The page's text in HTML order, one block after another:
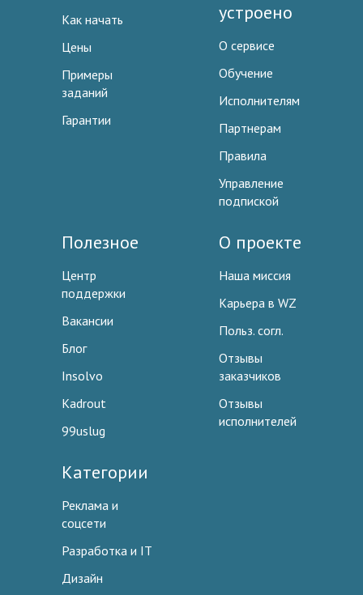
Как начать
Цены
Примеры
заданий
Гарантии
устроено
О сервисе
Обучение
Исполнителям
Партнерам
Правила
Управление
подпиской
Полезное
Центр
поддержки
Вакансии
Блог
Insolvo
Kadrout
99uslug
О проекте
Наша миссия
Карьера в WZ
Польз. согл.
Отзывы
заказчиков
Отзывы
исполнителей
Категории
Реклама и
соцсети
Разработка и IT
Дизайн